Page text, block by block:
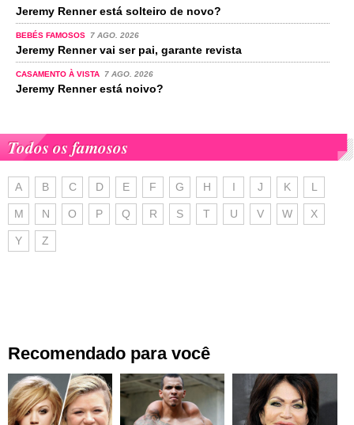
Jeremy Renner está solteiro de novo?
BEBÉS FAMOSOS 7 AGO. 2026
Jeremy Renner vai ser pai, garante revista
CASAMENTO À VISTA 7 AGO. 2026
Jeremy Renner está noivo?
Todos os famosos
A B C D E F G H I J K L
M N O P Q R S T U V W X
Y Z
Recomendado para você